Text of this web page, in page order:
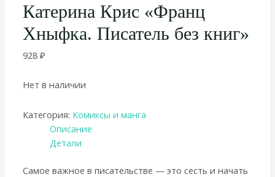
Катерина Крис «Франц
Хныфка. Писатель без книг»
928₽
Нет в наличии
Категория: Комиксы и манга
Описание
Детали
Самое важное в писательстве — это сесть и начать